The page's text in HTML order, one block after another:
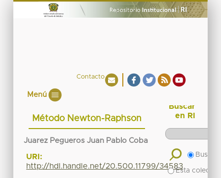
Contacto
Menú
Método Newton-Raphson
Juarez Pegueros Juan Pablo Coba
URI:
http://hdl.handle.net/20.500.11799/34583
Buscar
en RI
Buscar
Esta